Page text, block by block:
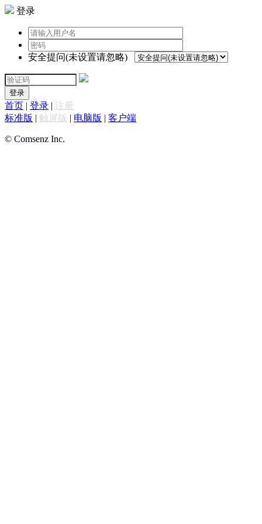
登录
安全提问(未设置请忽略)
登录
首页 | 登录 | 注册
标准版 | 触屏版 | 电脑版 | 客户端
© Comsenz Inc.